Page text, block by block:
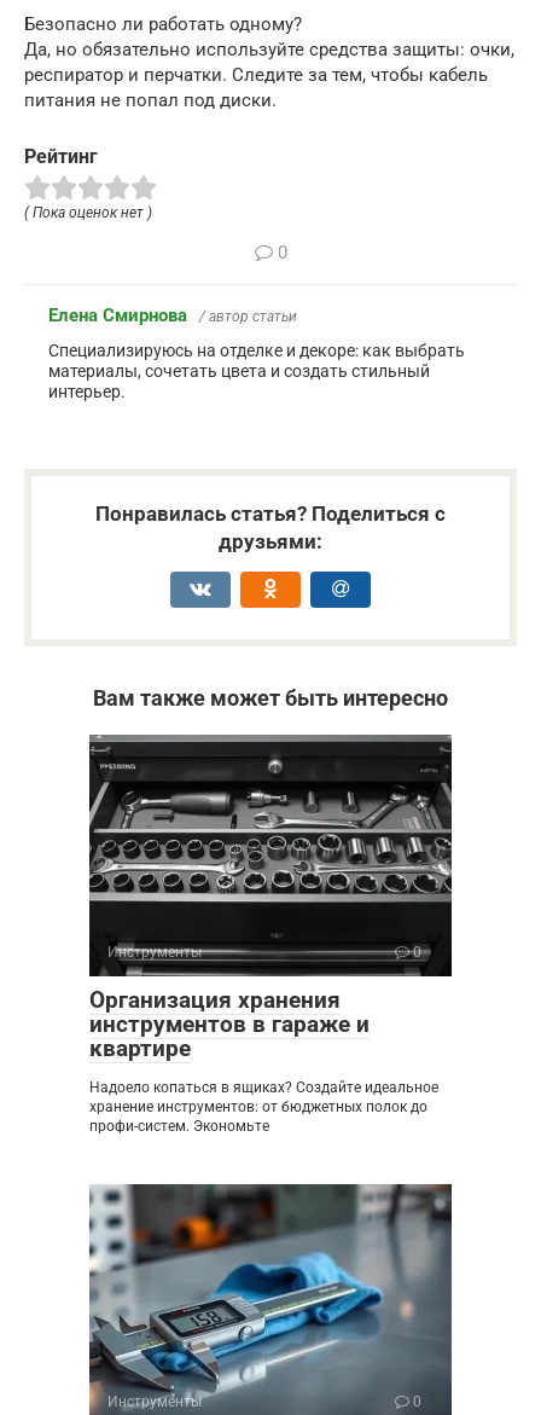
Безопасно ли работать одному?
Да, но обязательно используйте средства защиты: очки,
респиратор и перчатки. Следите за тем, чтобы кабель
питания не попал под диски.
Рейтинг
( Пока оценок нет )
0
Елена Смирнова / автор статьи
Специализируюсь на отделке и декоре: как выбрать
материалы, сочетать цвета и создать стильный
интерьер.
Понравилась статья? Поделиться с
друзьями:
Вам также может быть интересно
Инструменты 0
Организация хранения
инструментов в гараже и
квартире
Надоело копаться в ящиках? Создайте идеальное
хранение инструментов: от бюджетных полок до
профи-систем. Экономьте
Инструменты 0